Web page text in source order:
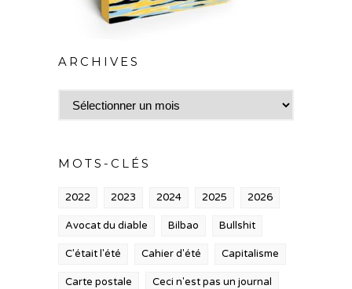
ARCHIVES
Archives
MOTS-CLÉS
2022 2023 2024 2025 2026
Avocat du diable Bilbao Bullshit
C'était l'été Cahier d'été Capitalisme
Carte postale Ceci n'est pas un journal